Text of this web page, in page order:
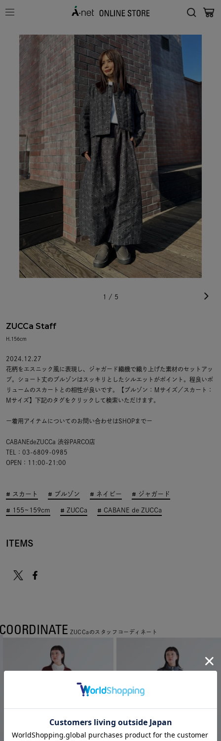
1 / 5
ZUCCa Staff
H.156cm
2024.12.27
花柄をエスニック風に表現し、ジャガード織機で織り上げた素材のセットアッ
プ。ショート丈のブルゾンはスッキリとしたシルエットがポイント。程良いボ
リュームのスカートとの相性が良いです。【ブルゾン：Ｍサイズ／スカート：
Mサイズ】下記のタグをクリックして検索いただけます。
ー着用アイテムについてのお問い合わせはSHOPまでー
CABANEdeZUCCa 渋谷PARCO店
TEL：03-6809-0985
OPEN：11:00-21:00
スカート ブルゾン ネイビー ジャガード
155~159cm ZUCCa CABANE de ZUCCa
ITEMS
ZUCCaのスタッフコーディネート